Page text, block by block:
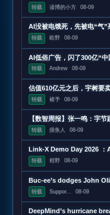
转载 读博的小方 08-09
AI没被电饿死，先被电“气”
转载 欧野 08-09
AI低俗广告，闪了300亿“中
转载 Andrew 08-09
估值610亿元之后，宇树要
转载 褚予 08-09
转载 摸鱼人 08-09
Link-X Demo Day 2026 ：
转载 程野 08-09
Buc-ee’s dodges John
转载 Suppor... 08-09